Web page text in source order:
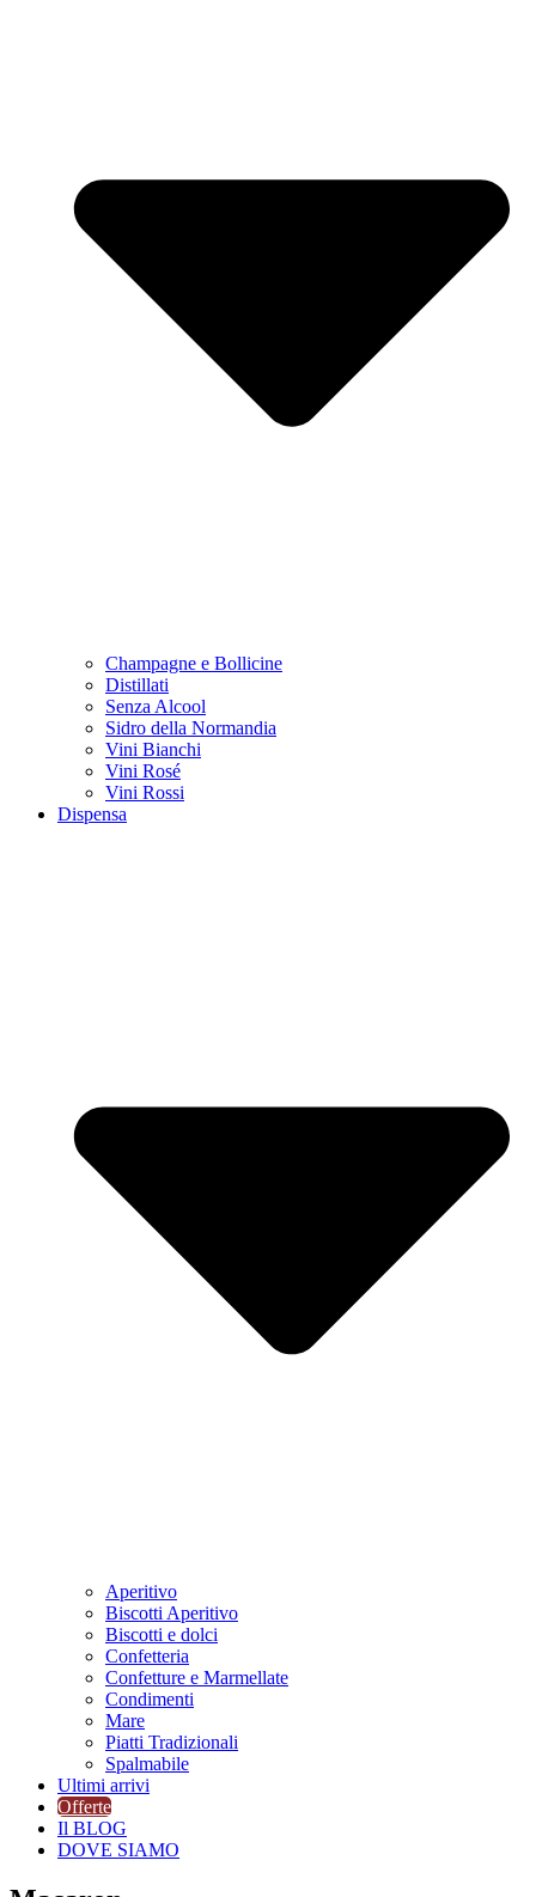
Champagne e Bollicine
Distillati
Senza Alcool
Sidro della Normandia
Vini Bianchi
Vini Rosé
Vini Rossi
Dispensa
Aperitivo
Biscotti Aperitivo
Biscotti e dolci
Confetteria
Confetture e Marmellate
Condimenti
Mare
Piatti Tradizionali
Spalmabile
Ultimi arrivi
Offerte
Il BLOG
DOVE SIAMO